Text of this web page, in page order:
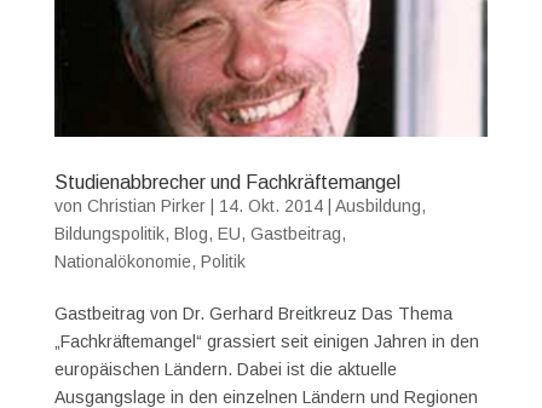
Studienabbrecher und Fachkräftemangel
von Christian Pirker| 14. Okt. 2014| Ausbildung,
Bildungspolitik, Blog, EU, Gastbeitrag,
Nationalökonomie, Politik
Gastbeitrag von Dr. Gerhard Breitkreuz Das Thema
„Fachkräftemangel“ grassiert seit einigen Jahren in den
europäischen Ländern. Dabei ist die aktuelle
Ausgangslage in den einzelnen Ländern und Regionen